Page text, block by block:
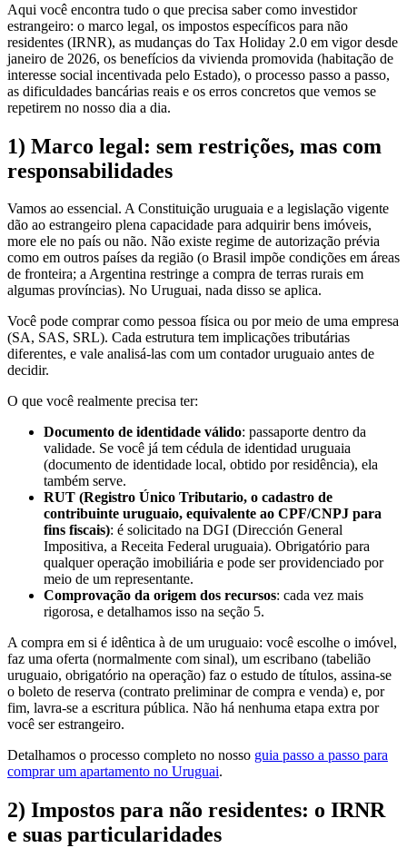
Aqui você encontra tudo o que precisa saber como investidor
estrangeiro: o marco legal, os impostos específicos para não
residentes (IRNR), as mudanças do Tax Holiday 2.0 em vigor desde
janeiro de 2026, os benefícios da vivienda promovida (habitação de
interesse social incentivada pelo Estado), o processo passo a passo,
as dificuldades bancárias reais e os erros concretos que vemos se
repetirem no nosso dia a dia.
1) Marco legal: sem restrições, mas com
responsabilidades
Vamos ao essencial. A Constituição uruguaia e a legislação vigente
dão ao estrangeiro plena capacidade para adquirir bens imóveis,
more ele no país ou não. Não existe regime de autorização prévia
como em outros países da região (o Brasil impõe condições em áreas
de fronteira; a Argentina restringe a compra de terras rurais em
algumas províncias). No Uruguai, nada disso se aplica.
Você pode comprar como pessoa física ou por meio de uma empresa
(SA, SAS, SRL). Cada estrutura tem implicações tributárias
diferentes, e vale analisá-las com um contador uruguaio antes de
decidir.
O que você realmente precisa ter:
Documento de identidade válido: passaporte dentro da
validade. Se você já tem cédula de identidad uruguaia
(documento de identidade local, obtido por residência), ela
também serve.
RUT (Registro Único Tributario, o cadastro de
contribuinte uruguaio, equivalente ao CPF/CNPJ para
fins fiscais): é solicitado na DGI (Dirección General
Impositiva, a Receita Federal uruguaia). Obrigatório para
qualquer operação imobiliária e pode ser providenciado por
meio de um representante.
Comprovação da origem dos recursos: cada vez mais
rigorosa, e detalhamos isso na seção 5.
A compra em si é idêntica à de um uruguaio: você escolhe o imóvel,
faz uma oferta (normalmente com sinal), um escribano (tabelião
uruguaio, obrigatório na operação) faz o estudo de títulos, assina-se
o boleto de reserva (contrato preliminar de compra e venda) e, por
fim, lavra-se a escritura pública. Não há nenhuma etapa extra por
você ser estrangeiro.
Detalhamos o processo completo no nosso guia passo a passo para
comprar um apartamento no Uruguai.
2) Impostos para não residentes: o IRNR
e suas particularidades